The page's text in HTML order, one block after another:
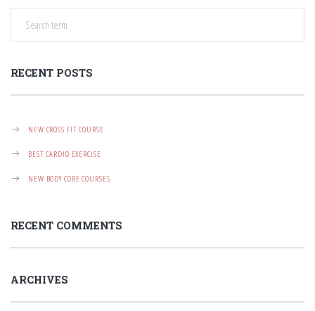
T
N
A
V
I
G
A
T
O
N
RECENT POSTS
NEW CROSS FIT COURSE
BEST CARDIO EXERCISE
NEW BODY CORE COURSES
RECENT COMMENTS
ARCHIVES